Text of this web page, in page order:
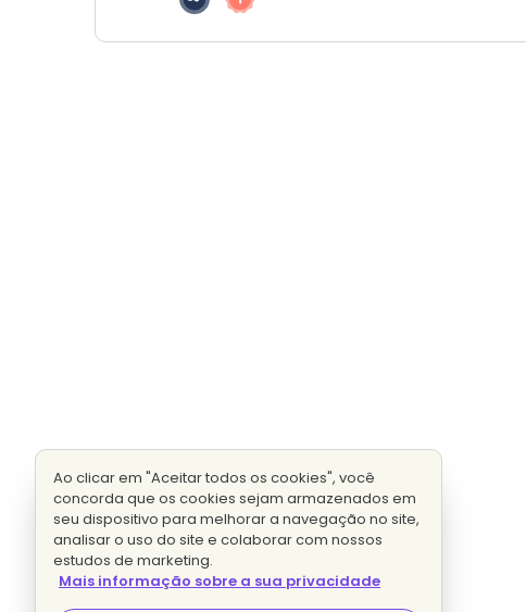
Ao clicar em "Aceitar todos os cookies", você
concorda que os cookies sejam armazenados em
seu dispositivo para melhorar a navegação no site,
analisar o uso do site e colaborar com nossos
estudos de marketing.
Mais informação sobre a sua privacidade